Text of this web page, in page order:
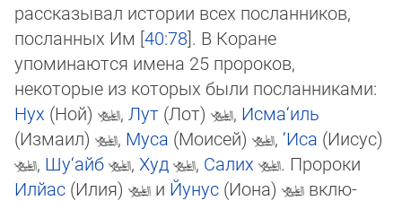
рассказывал истории всех посланников,
посланных Им [40:78]. В Коране
упоминаются имена 25 пророков,
некоторые из которых были пос­ланниками:
Нух (Ной) , Лут (Лот) , Исма‘иль
(Измаил)
, Муса (Мои­сей) , ‘Иса (Иисус)
, Шу‘айб , Худ , Салих
. Пророки
Илйас (Илия) и Йунус (Иона)
вклю­